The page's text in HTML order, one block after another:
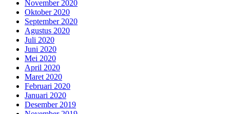
November 2020
Oktober 2020
September 2020
Agustus 2020
Juli 2020
Juni 2020
Mei 2020
April 2020
Maret 2020
Februari 2020
Januari 2020
Desember 2019